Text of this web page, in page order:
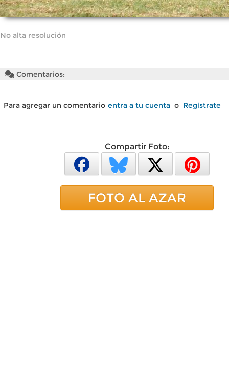
No alta resolución
Comentarios:
Para agregar un comentario entra a tu cuenta o Regístrate
Compartir Foto:
FOTO AL AZAR